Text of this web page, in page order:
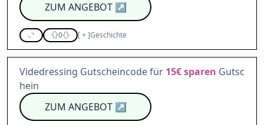
ZUM ANGEBOT↗
0 [+]Geschichte
Videdressing Gutscheincode für 15€sparen Gutsc
hein
ZUM ANGEBOT↗